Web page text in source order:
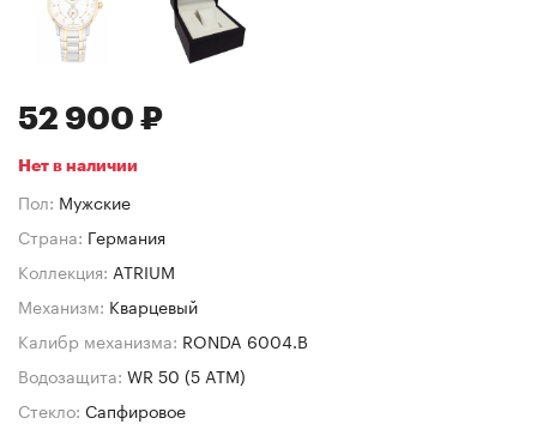
52 900 ₽
Нет в наличии
Пол: Мужские
Страна: Германия
Коллекция: ATRIUM
Механизм: Кварцевый
Калибр механизма: RONDA 6004.B
Водозащита: WR 50 (5 ATM)
Стекло: Сапфировое